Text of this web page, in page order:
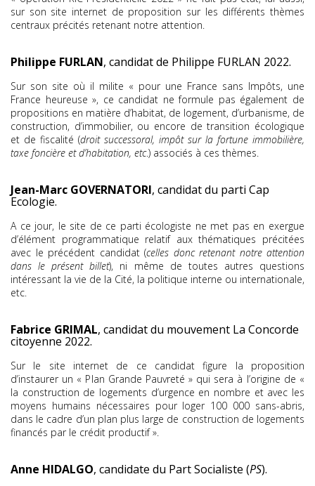
sur son site internet de proposition sur les différents thèmes
centraux précités retenant notre attention.
Philippe FURLAN, candidat de Philippe FURLAN 2022.
Sur son site où il milite « pour une France sans Impôts, une
France heureuse », ce candidat ne formule pas également de
propositions en matière d’habitat, de logement, d’urbanisme, de
construction, d’immobilier, ou encore de transition écologique
et de fiscalité (droit successoral, impôt sur la fortune immobilière,
taxe foncière et d’habitation, etc.) associés à ces thèmes.
Jean-Marc GOVERNATORI, candidat du parti Cap
Ecologie.
A ce jour, le site de ce parti écologiste ne met pas en exergue
d’élément programmatique relatif aux thématiques précitées
avec le précédent candidat (celles donc retenant notre attention
dans le présent billet), ni même de toutes autres questions
intéressant la vie de la Cité, la politique interne ou internationale,
etc.
Fabrice GRIMAL, candidat du mouvement La Concorde
citoyenne 2022.
Sur le site internet de ce candidat figure la proposition
d’instaurer un « Plan Grande Pauvreté » qui sera à l’origine de «
la construction de logements d’urgence en nombre et avec les
moyens humains nécessaires pour loger 100 000 sans-abris,
dans le cadre d’un plan plus large de construction de logements
financés par le crédit productif ».
Anne HIDALGO, candidate du Part Socialiste (PS).